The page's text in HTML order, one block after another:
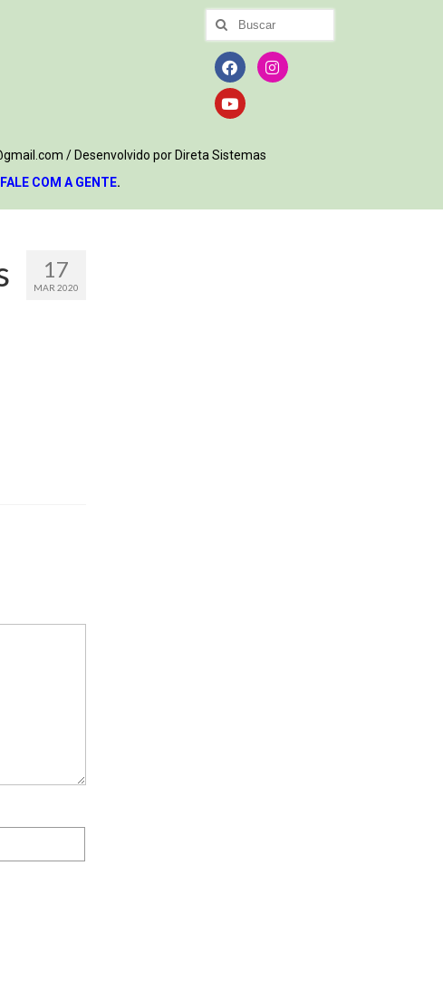
/ Desenvolvido por Direta Sistemas
FALE COM A GENTE.
17
MAR 2020